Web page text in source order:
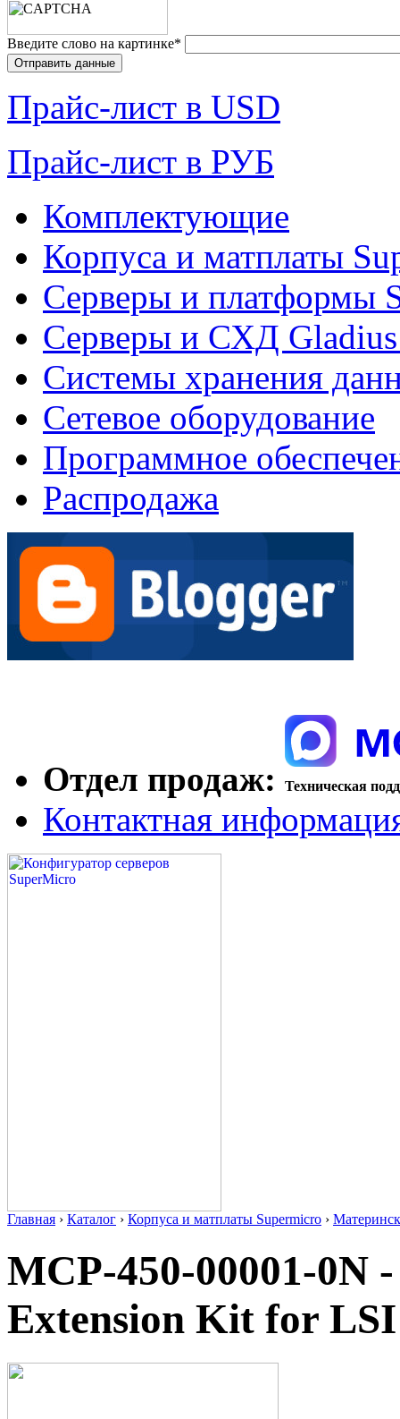
Введите слово на картинке*
Прайc-лист в USD
Прайc-лист в РУБ
Комплектующие
Корпуса и матплаты
Серверы и платформы
Серверы и СХД Gladius
Системы хранения
Сетевое оборудование
Программное
Распродажа
Отдел продаж: Техническая
Контактная
Главная › Каталог › Корпуса и матплаты Supermicro ›
MCP-450-00001-0N
Extension Kit for